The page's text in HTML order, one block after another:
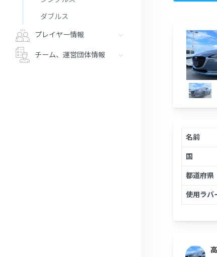
ダブルス
プレイヤー情報
チーム、運営団体情報
名前
国
都道府県
使用ラバ